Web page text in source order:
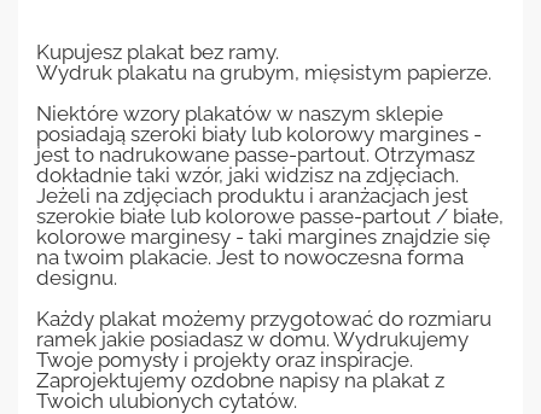
Kupujesz plakat bez ramy.
Wydruk plakatu na grubym, mięsistym papierze.
Niektóre wzory plakatów w naszym sklepie
posiadają szeroki biały lub kolorowy margines -
jest to nadrukowane passe-partout. Otrzymasz
dokładnie taki wzór, jaki widzisz na zdjęciach.
Jeżeli na zdjęciach produktu i aranżacjach jest
szerokie białe lub kolorowe passe-partout / białe,
kolorowe marginesy - taki margines znajdzie się
na twoim plakacie. Jest to nowoczesna forma
designu.
Każdy plakat możemy przygotować do rozmiaru
ramek jakie posiadasz w domu. Wydrukujemy
Twoje pomysły i projekty oraz inspiracje.
Zaprojektujemy ozdobne napisy na plakat z
Twoich ulubionych cytatów.